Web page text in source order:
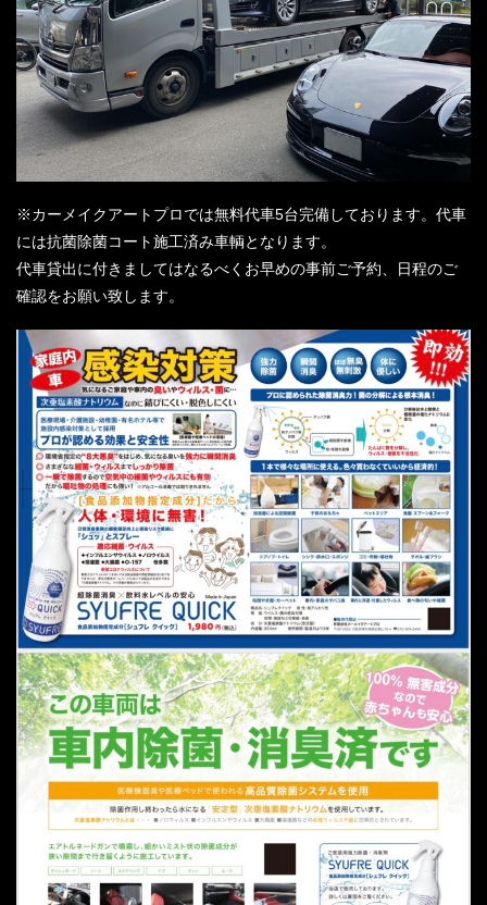
※カーメイクアートプロでは無料代車5台完備しております。代車
には抗菌除菌コート施工済み車輌となります。
代車貸出に付きましてはなるべくお早めの事前ご予約、日程のご
確認をお願い致します。